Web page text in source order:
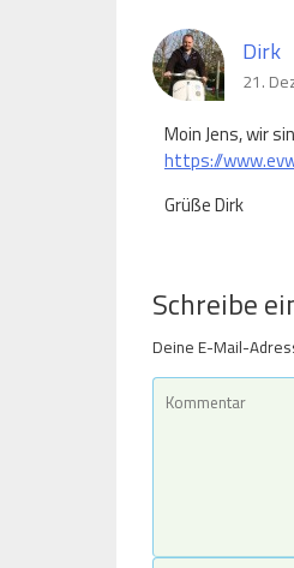
Dirk
21.
Moin Jens, wir
https://
Grüße Dirk
Schreibe
Deine E-Mail-